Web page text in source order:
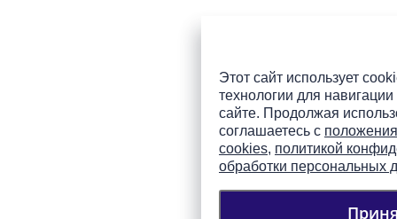
Этот сайт использует
технологии для
сайте. Продолжая
соглашаетесь с
cookies, политикой
обработки персональных